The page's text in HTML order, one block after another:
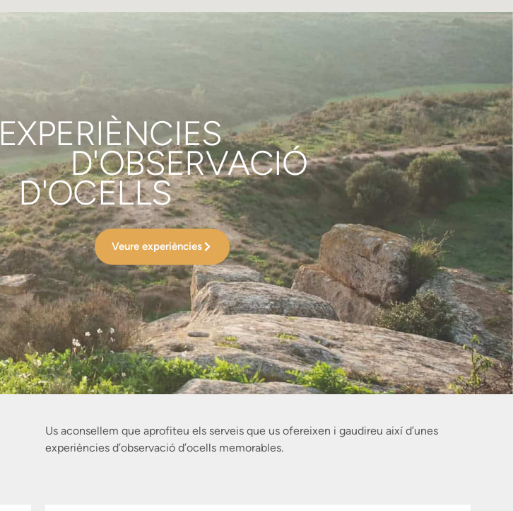
EXPERIÈNCIES
D'OBSERVACIÓ
D'OCELLS
Veure experiències
Us aconsellem que aprofiteu els serveis que us ofereixen i gaudireu així d’unes
experiències d’observació d’ocells memorables.